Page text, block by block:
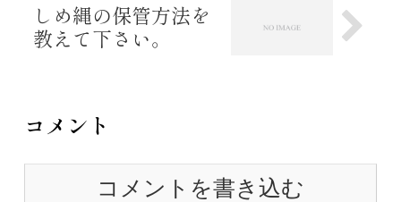
しょうか?
しめ縄の保管方法を
教えて下さい。
コメント
コメントを書き込む